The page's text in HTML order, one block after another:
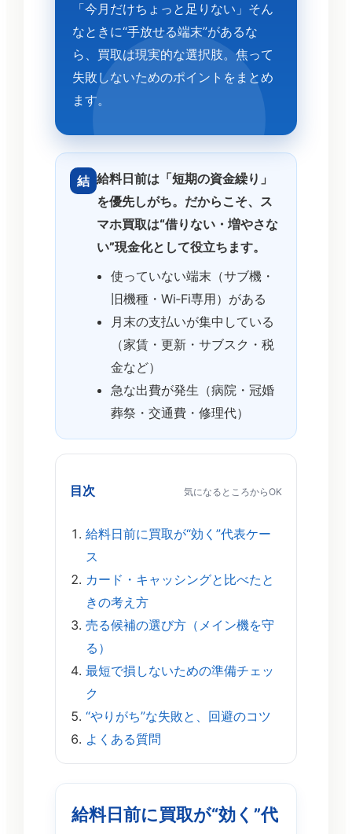
「今月だけちょっと足りない」そん
なときに“手放せる端末”があるな
ら、買取は現実的な選択肢。焦って
失敗しないためのポイントをまとめ
ます。
結 給料日前は「短期の資金繰り」
を優先しがち。だからこそ、ス
マホ買取は“借りない・増やさな
い”現金化として役立ちます。
使っていない端末（サブ機・
旧機種・Wi‑Fi専用）がある
月末の支払いが集中している
（家賃・更新・サブスク・税
金など）
急な出費が発生（病院・冠婚
葬祭・交通費・修理代）
目次 気になるところからOK
給料日前に買取が“効く”代表ケー
ス
カード・キャッシングと比べたと
きの考え方
売る候補の選び方（メイン機を守
る）
最短で損しないための準備チェッ
ク
“やりがち”な失敗と、回避のコツ
よくある質問
給料日前に買取が“効く”代